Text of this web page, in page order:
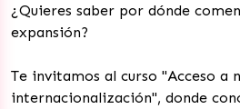
¿Quieres saber por dónde
expansión?
Te invitamos al curso "Acceso a
internacionalización", donde